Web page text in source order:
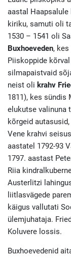
aastal
kiriku, samuti oli
1530 – 1541 oli
Buxhoeveden,
Piiskoppide
silmapaistvaid
neist oli krahv
1811), kes sündis
elukutse valinuna
kõrgeid
Vene krahvi
aastatel 1792-93
1797. aastast
Riia
Austerlitzi
liitlasvägede
käigus vallutati
ülemjuhataja.
Koluvere lossis.
Buxhoevedenid